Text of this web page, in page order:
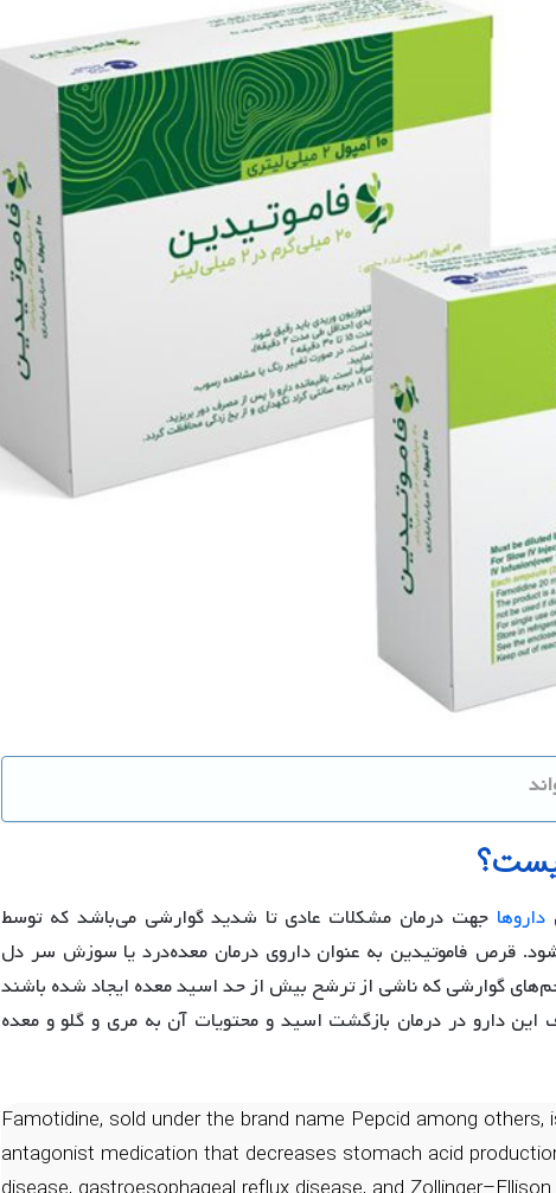
داروها جهت درمان مشکلات عادی تا شدید گوارشی می‌باشد که توسط
قرص فاموتیدین به عنوان داروی درمان معده‌درد یا سوزش سر دل
گوارشی که ناشی از ترشح بیش از حد اسید معده ایجاد شده باشند
دارو در درمان بازگشت اسید و محتویات آن به مری و گلو و معده
Famotidine, sold under the brand name Pepcid among
antagonist medication that decreases stomach acid